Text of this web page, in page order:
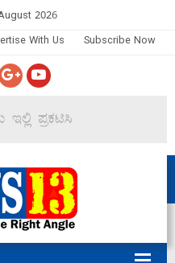
2026
With Us Subscribe Now